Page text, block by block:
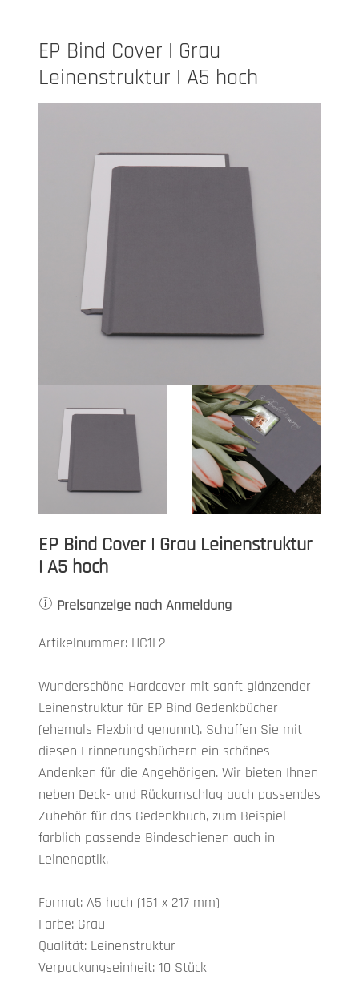
EP Bind Cover | Grau
Leinenstruktur | A5 hoch
EP Bind Cover | Grau Leinenstruktur
| A5 hoch
Preisanzeige nach Anmeldung
Artikelnummer: HC1L2
Wunderschöne Hardcover mit sanft glänzender
Leinenstruktur für EP Bind Gedenkbücher
(ehemals Flexbind genannt). Schaffen Sie mit
diesen Erinnerungsbüchern ein schönes
Andenken für die Angehörigen. Wir bieten Ihnen
neben Deck- und Rückumschlag auch passendes
Zubehör für das Gedenkbuch, zum Beispiel
farblich passende Bindeschienen auch in
Leinenoptik.
Format: A5 hoch (151 x 217 mm)
Farbe: Grau
Qualität: Leinenstruktur
Verpackungseinheit: 10 Stück